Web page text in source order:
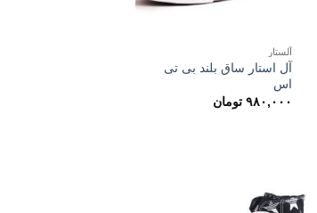
آلستار
آل استار ساق بلند بی تی
اس
۹۸۰,۰۰۰ تومان